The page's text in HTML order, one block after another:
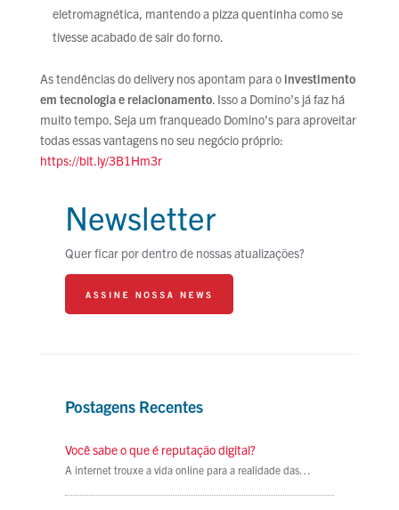
eletromagnética, mantendo a pizza quentinha como se
tivesse acabado de sair do forno.
As tendências do delivery nos apontam para o investimento
em tecnologia e relacionamento. Isso a Domino’s já faz há
muito tempo. Seja um franqueado Domino’s para aproveitar
todas essas vantagens no seu negócio próprio:
https://bit.ly/3B1Hm3r
Newsletter
Quer ficar por dentro de nossas atualizações?
Postagens Recentes
Você sabe o que é reputação digital?
A internet trouxe a vida online para a realidade das…